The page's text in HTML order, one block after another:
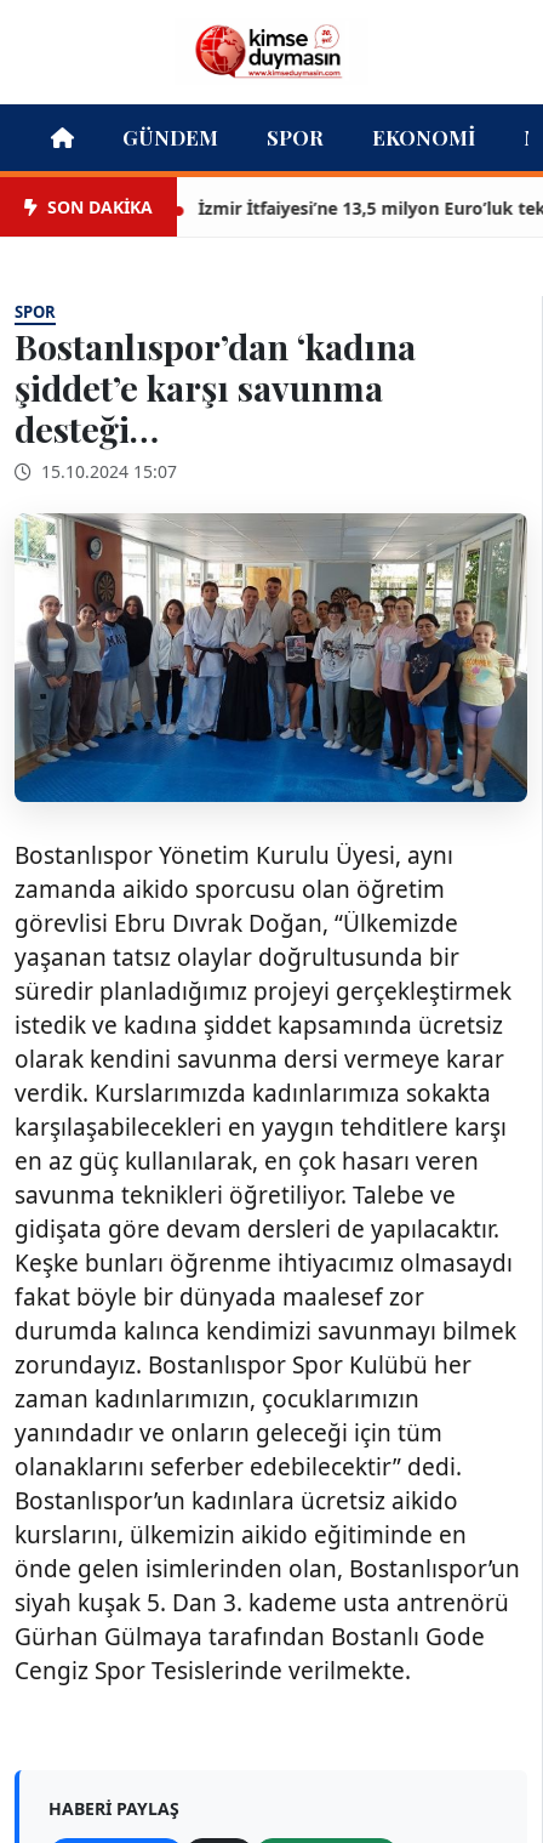
GÜNDEM SPOR EKONOMI
SON DAKİKA İzmir İtfaiyesi’ne 13,5 milyon Euro’luk
SPOR
Bostanlıspor’dan ‘kadına
şiddet’e karşı savunma
desteği…
15.10.2024 15:07
Bostanlıspor Yönetim Kurulu Üyesi, aynı
zamanda aikido sporcusu olan öğretim
görevlisi Ebru Dıvrak Doğan, “Ülkemizde
yaşanan tatsız olaylar doğrultusunda bir
süredir planladığımız projeyi gerçekleştirmek
istedik ve kadına şiddet kapsamında ücretsiz
olarak kendini savunma dersi vermeye karar
verdik. Kurslarımızda kadınlarımıza sokakta
karşılaşabilecekleri en yaygın tehditlere karşı
en az güç kullanılarak, en çok hasarı veren
savunma teknikleri öğretiliyor. Talebe ve
gidişata göre devam dersleri de yapılacaktır.
Keşke bunları öğrenme ihtiyacımız olmasaydı
fakat böyle bir dünyada maalesef zor
durumda kalınca kendimizi savunmayı bilmek
zorundayız. Bostanlıspor Spor Kulübü her
zaman kadınlarımızın, çocuklarımızın
yanındadır ve onların geleceği için tüm
olanaklarını seferber edebilecektir” dedi.
Bostanlıspor’un kadınlara ücretsiz aikido
kurslarını, ülkemizin aikido eğitiminde en
önde gelen isimlerinden olan, Bostanlıspor’un
siyah kuşak 5. Dan 3. kademe usta antrenörü
Gürhan Gülmaya tarafından Bostanlı Gode
Cengiz Spor Tesislerinde verilmekte.
HABERI PAYLAŞ